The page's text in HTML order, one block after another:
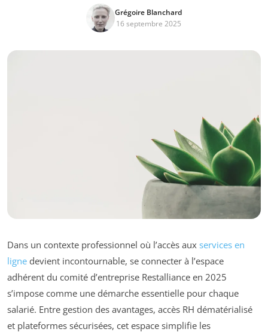
Grégoire Blanchard
16 septembre 2025
Dans un contexte professionnel où l’accès aux services en
ligne devient incontournable, se connecter à l’espace
adhérent du comité d’entreprise Restalliance en 2025
s’impose comme une démarche essentielle pour chaque
salarié. Entre gestion des avantages, accès RH dématérialisé
et plateformes sécurisées, cet espace simplifie les